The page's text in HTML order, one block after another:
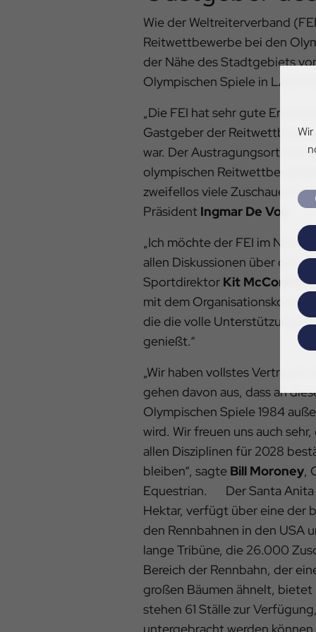
Wie der Weltreiterverband
Reitwettbewerbe bei den
der Nähe des Stadtgebiets
Olympischen Spiele in LA28
„Die FEI hat sehr gute
Gastgeber der
war. Der Austragungsort wird
olympischen
zweifellos viele Zuschauer
Präsident Ingmar De Vos
„Ich möchte der FEI im
allen Diskussionen über den
Sportdirektor Kit McConnell.
mit dem
die die volle Unterstützung
genießt.“
„Wir haben vollstes
gehen davon aus, dass an
Olympischen Spiele 1984
wird. Wir freuen uns auch
allen Disziplinen für 2028
bleiben“, sagte Bill Moroney,
Equestrian. Der Santa Anita
Hektar, verfügt über eine der
den Rennbahnen in den USA
lange Tribüne, die 26.000
Bereich der Rennbahn, der
großen Bäumen ähnelt,
stehen 61 Ställe zur